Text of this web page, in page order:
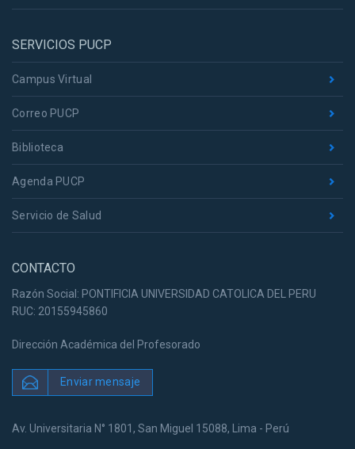
SERVICIOS PUCP
Campus Virtual
Correo PUCP
Biblioteca
Agenda PUCP
Servicio de Salud
CONTACTO
Razón Social: PONTIFICIA UNIVERSIDAD CATOLICA DEL PERU
RUC: 20155945860
Dirección Académica del Profesorado
Enviar mensaje
Av. Universitaria N° 1801, San Miguel 15088, Lima - Perú